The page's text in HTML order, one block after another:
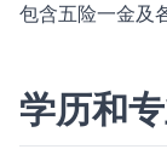
包含五险一金及
学历和